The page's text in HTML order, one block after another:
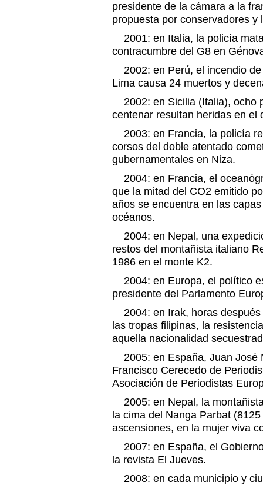
presidente de la cámara a la
propuesta por conservadores y
2001: en Italia, la policía
contracumbre del G8 en
2002: en Perú, el incendio
Lima causa 24 muertos y
2002: en Sicilia (Italia), ocho
centenar resultan heridas en el
2003: en Francia, la policía
corsos del doble atentado
gubernamentales en Niza.
2004: en Francia, el
que la mitad del CO2 emitido
años se encuentra en las
océanos.
2004: en Nepal, una
restos del montañista italiano
1986 en el monte K2.
2004: en Europa, el político
presidente del Parlamento
2004: en Irak, horas después
las tropas filipinas, la
aquella nacionalidad
2005: en España, Juan José
Francisco Cerecedo de
Asociación de Periodistas
2005: en Nepal, la
la cima del Nanga Parbat
ascensiones, en la mujer viva
2007: en España, el
la revista El Jueves.
2008: en cada municipio y